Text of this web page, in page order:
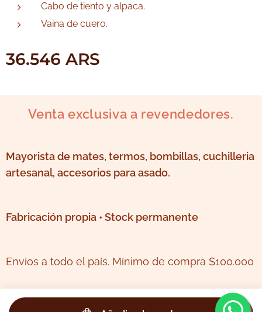
Cabo de tiento y alpaca.
Vaina de cuero.
36.546 ARS
Venta exclusiva a revendedores.
Mayorista de mates, termos, bombillas, cuchilleria
artesanal, accesorios para asado.
Fabricación propia • Stock permanente
Envíos a todo el país. Mínimo de compra $100.000